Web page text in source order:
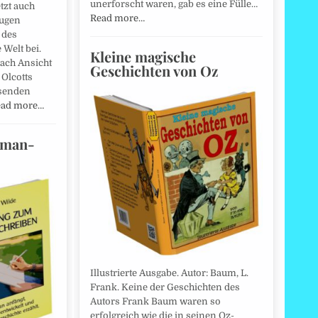
auch
Welt bei.
Ansicht
more…
unerforscht waren, gab es eine Fülle…
Read more…
Kleine magische
Geschichten von Oz
Illustrierte Ausgabe. Autor: Baum, L.
Frank. Keine der Geschichten des
Autors Frank Baum waren so
erfolgreich wie die in seinen Oz-